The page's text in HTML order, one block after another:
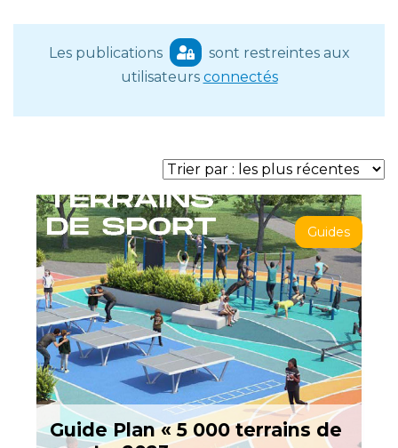
Les publications
sont restreintes aux
utilisateurs connectés
Guides
Guide Plan « 5 000 terrains de